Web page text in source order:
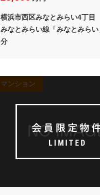
横浜市西区みなとみらい4丁目
みなとみらい線「みなとみら
分
マンション